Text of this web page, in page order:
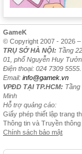
GameK
© Copyright 2007 - 2026 –
TRỤ SỞ HÀ NỘI: Tầng
01, phố Nguyễn Huy
Điện thoại: 024 7309 5555.
Email: info@gamek.vn
VPĐD TẠI TP.HCM: Tầng
Minh
Hỗ trợ quảng cáo:
Giấy phép thiết lập trang
Thông tin và Truyền
Chính sách bảo mật